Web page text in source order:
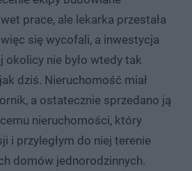
prace, ale lekarka przestała
się wycofali, a inwestycja
okolicy nie było wtedy tak
dziś. Nieruchomość miał
a ostatecznie sprzedano ją
nieruchomości, który
i przyległym do niej terenie
domów jednorodzinnych.